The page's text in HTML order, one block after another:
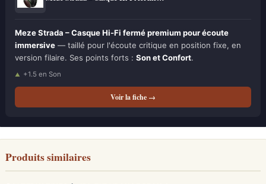
Meze Strada – Casque Hi-Fi fermé premium pour écoute
immersive — taillé pour l'écoute critique en position fixe, en
version filaire. Ses points forts : Son et Confort.
+1.5 en Son
Voir la fiche →
Produits similaires